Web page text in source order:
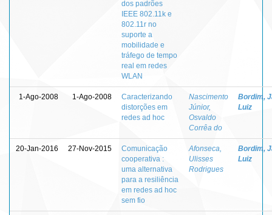
dos padrões
IEEE 802.11k e
802.11r no
suporte a
mobilidade e
tráfego de tempo
real em redes
WLAN
1-Ago-2008 1-Ago-2008
Caracterizando
distorções em
redes ad hoc
Nascimento
Júnior,
Osvaldo
Corrêa do
Bordim,
Luiz
20-Jan-2016 27-Nov-2015
Comunicação
cooperativa :
uma alternativa
para a resiliência
em redes ad hoc
sem fio
Afonseca,
Ulisses
Rodrigues
Bordim,
Luiz